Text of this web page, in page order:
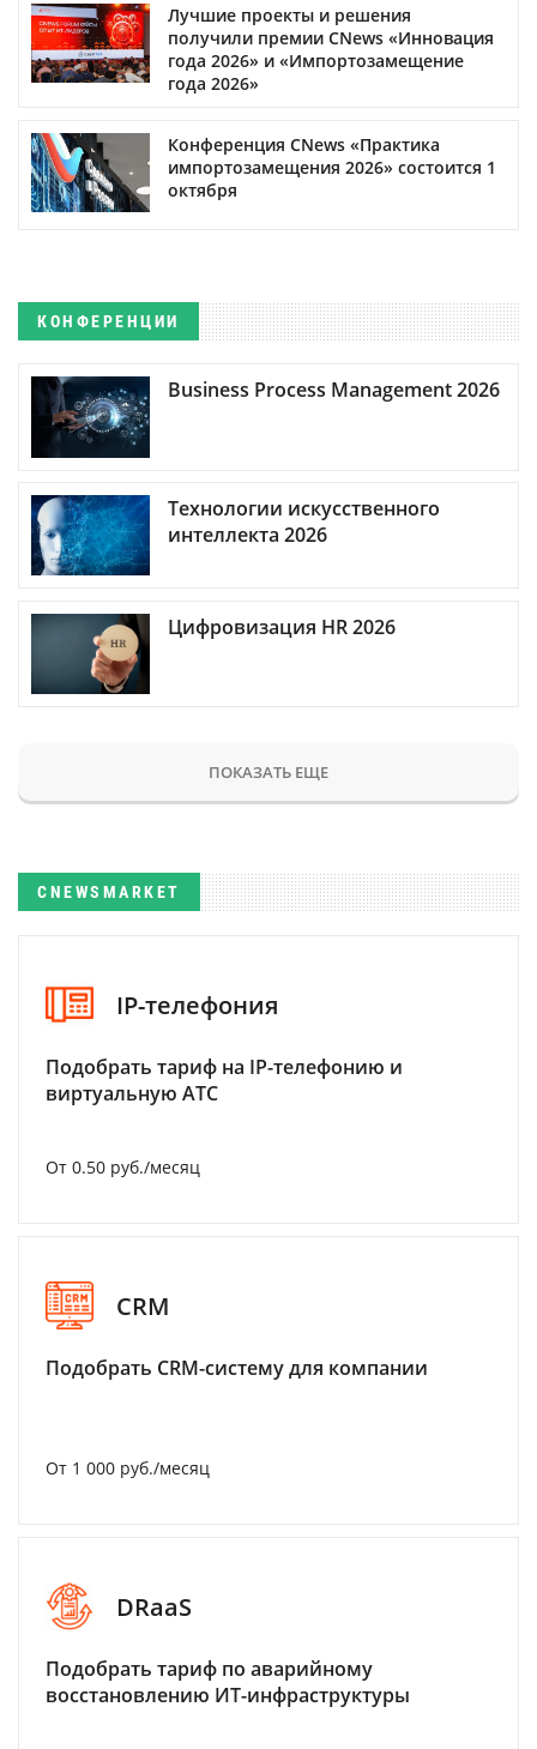
Лучшие проекты и решения
получили премии CNews «Инновация
года 2026» и «Импортозамещение
года 2026»
Конференция CNews «Практика
импортозамещения 2026» состоится 1
октября
КОНФЕРЕНЦИИ
Business Process Management 2026
Технологии искусственного
интеллекта 2026
Цифровизация HR 2026
ПОКАЗАТЬ ЕЩЕ
CNEWSMARKET
IP-телефония
Подобрать тариф на IP-телефонию и
виртуальную АТС
От 0.50 руб./месяц
CRM
Подобрать CRM-систему для компании
От 1 000 руб./месяц
DRaaS
Подобрать тариф по аварийному
восстановлению ИТ-инфраструктуры